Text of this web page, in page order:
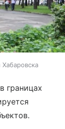
границах